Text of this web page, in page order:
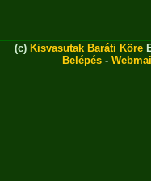
(c) Kisvasutak Baráti Köre
Belépés -